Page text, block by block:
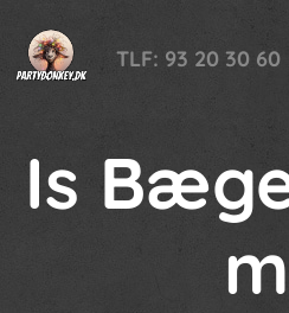
TLF: 93 20 30 60
Is